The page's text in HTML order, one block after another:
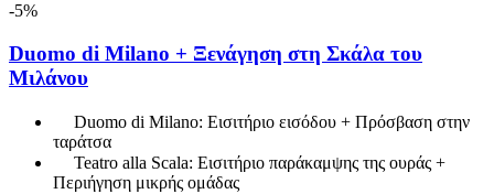
-5%
Duomo di Milano + Ξενάγηση στη Σκάλα του
Μιλάνου
Duomo di Milano: Εισιτήριο εισόδου + Πρόσβαση στην
ταράτσα
Teatro alla Scala: Εισιτήριο παράκαμψης της ουράς +
Περιήγηση μικρής ομάδας